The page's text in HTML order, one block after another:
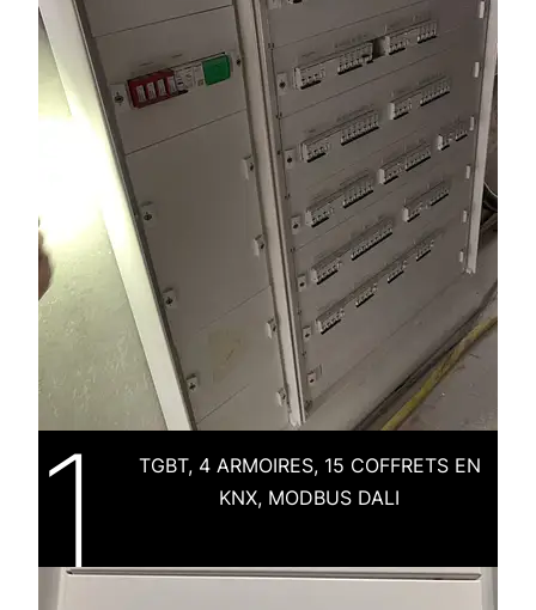
1
TGBT, 4 ARMOIRES, 15 COFFRETS EN
KNX, MODBUS DALI